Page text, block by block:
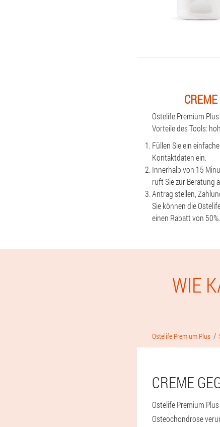
Ostelife Premium
Vorteile des Tools:
Füllen Sie ein
Kontaktdaten ein.
Innerhalb von 15
ruft Sie zur Beratung
Antrag stellen,
Sie können die
einen Rabatt von 50%.
WIE
Ostelife Premium Plus
CREME
Ostelife Premium
Osteochondrose